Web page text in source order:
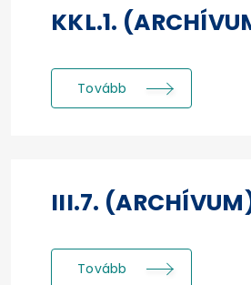
KKL.1.
Tovább
III.7.
Tovább